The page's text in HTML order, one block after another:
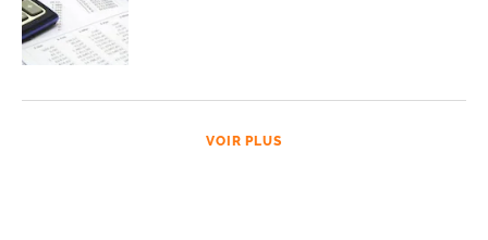
VOIR PLUS